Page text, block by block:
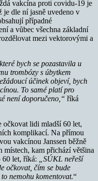
vakcína proti covidu-19 je
je dle ní jasně uvedeno v
případné
a vůbec všechna základní
mezi vektorovými a
bych se pozastavila u
trombózy s úbytkem
účinek objeví, bych
To samé platí pro
není doporučeno,“ říká
očkovat lidi mladší 60 let,
komplikací. Na přímou
vakcínou Janssen běžně
místech, kam přichází většina
60 let, říká:
„SÚKL neřeší
očkovat, čím se bude
nemohu komentovat.“